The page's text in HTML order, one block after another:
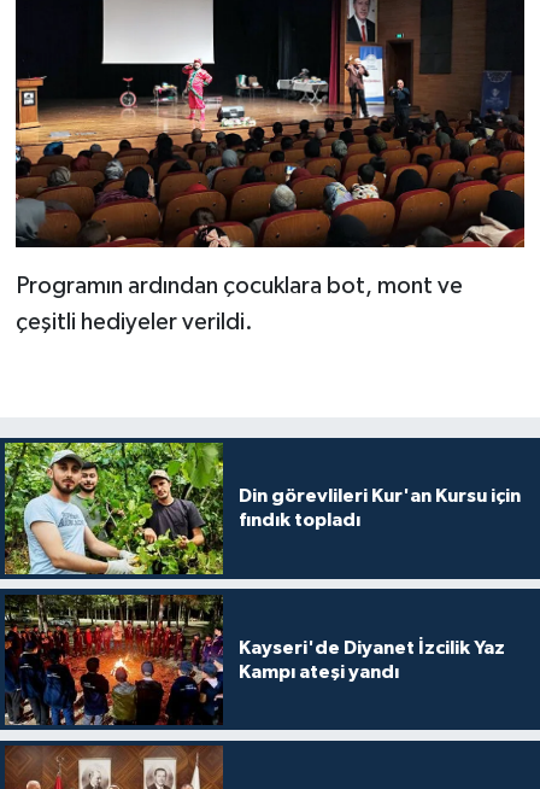
Programın ardından çocuklara bot, mont ve
çeşitli hediyeler verildi.
Din görevlileri Kur'an Kursu için
fındık topladı
Kayseri'de Diyanet İzcilik Yaz
Kampı ateşi yandı
Kırıkkale Müftülüğü
Kırklareli Müftülüğü
Kırşehir Müftülüğü
Kocaeli Müftülüğü
Konya Müftülüğü
Manisa Müftülüğü
Mardin Müftülüğü
Mersin Müftülüğü
Muğla Müftülüğü
Muş Müftülüğü